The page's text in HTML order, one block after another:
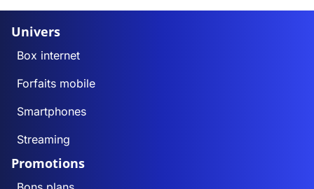
Univers
Box internet
Forfaits mobile
Smartphones
Streaming
Promotions